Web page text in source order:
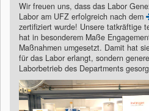
Wir freuen uns, dass das Labor
Labor am UFZ erfolgreich nach dem
zertifiziert wurde! Unsere tatkräftige
hat in besonderem Maße
Maßnahmen umgesetzt. Damit hat
für das Labor erlangt, sondern
Laborbetrieb des Departments